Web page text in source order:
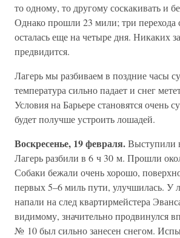
то одному, то другому соскакивать и
Однако прошли 23 мили; три перехода
осталась еще на четыре дня. Никаких
предвидится.
Лагерь мы разбиваем в поздние часы
температура сильно падает и снег
Условия на Барьере становятся очень
будет получше устроить лошадей.
Воскресенье, 19 февраля.Выступили
Лагерь разбили в 6 ч 30 м. Прошли
Собаки бежали очень хорошо,
первых 5–6 миль пути, улучшилась. У
напали на след квартирмейстера
видимому, значительно продвинулся
№ 10 был сильно занесен снегом.